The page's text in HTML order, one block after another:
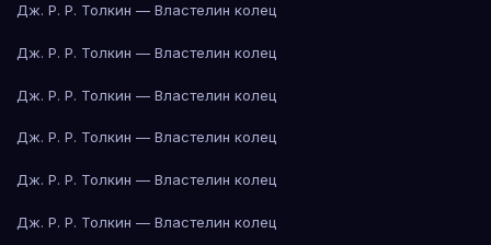
Дж. Р. Р. Толкин — Властелин колец
Дж. Р. Р. Толкин — Властелин колец
Дж. Р. Р. Толкин — Властелин колец
Дж. Р. Р. Толкин — Властелин колец
Дж. Р. Р. Толкин — Властелин колец
Дж. Р. Р. Толкин — Властелин колец